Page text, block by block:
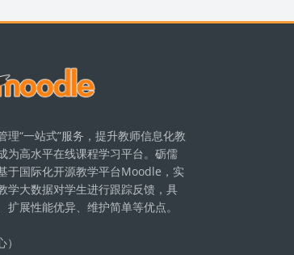
“一站式”服务，提升教师信息化教
为高水平在线课程学习平台。砺儒
于国际化开源教学平台Moodle，实
学大数据对学生进行跟踪反馈，具
展性能优异、维护简单等优点。